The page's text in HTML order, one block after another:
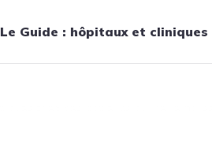
Le Guide : hôpitaux et cliniques